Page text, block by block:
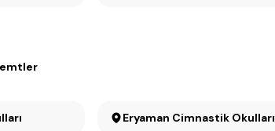
Eryaman Cimnastik Okulları